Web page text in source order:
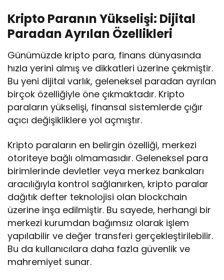
Kripto Paranın Yükselişi: Dijital
Paradan Ayrılan Özellikleri
Günümüzde kripto para, finans dünyasında
hızla yerini almış ve dikkatleri üzerine çekmiştir.
Bu yeni dijital varlık, geleneksel paradan ayrılan
birçok özelliğiyle öne çıkmaktadır. Kripto
paraların yükselişi, finansal sistemlerde çığır
açıcı değişikliklere yol açmıştır.
Kripto paraların en belirgin özelliği, merkezi
otoriteye bağlı olmamasıdır. Geleneksel para
birimlerinde devletler veya merkez bankaları
aracılığıyla kontrol sağlanırken, kripto paralar
dağıtık defter teknolojisi olan blockchain
üzerine inşa edilmiştir. Bu sayede, herhangi bir
merkezi kurumdan bağımsız olarak işlem
yapılabilir ve değer transferi gerçekleştirilebilir.
Bu da kullanıcılara daha fazla güvenlik ve
mahremiyet sunar.